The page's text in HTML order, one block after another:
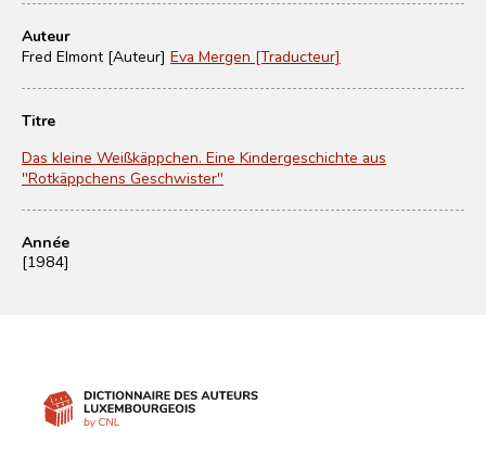
Auteur
Fred Elmont [Auteur] Eva Mergen [Traducteur]
Titre
Das kleine Weißkäppchen. Eine Kindergeschichte aus
"Rotkäppchens Geschwister"
Année
[1984]